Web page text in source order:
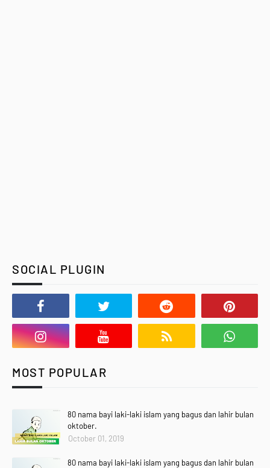
SOCIAL PLUGIN
MOST POPULAR
80 nama bayi laki-laki islam yang bagus dan lahir bulan
oktober.
October 01, 2019
80 nama bayi laki-laki islam yang bagus dan lahir bulan